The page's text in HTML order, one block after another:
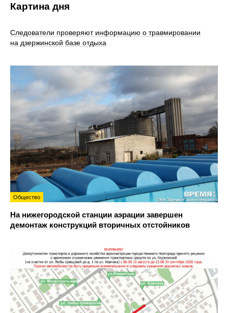
Картина дня
Следователи проверяют информацию о травмировании
на дзержинской базе отдыха
Общество
На нижегородской станции аэрации завершен
демонтаж конструкций вторичных отстойников